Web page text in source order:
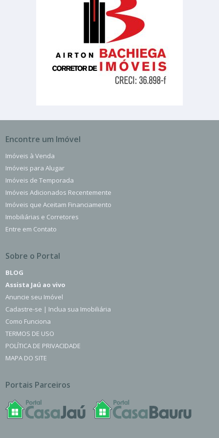
Encontre um Imóvel
Imóveis à Venda
Imóveis para Alugar
Imóveis de Temporada
Imóveis Adicionados Recentemente
Imóveis que Aceitam Financiamento
Imobiliárias e Corretores
Entre em Contato
Sobre o Portal
BLOG
Assista Jaú ao vivo
Anuncie seu Imóvel
Cadastre-se | Inclua sua Imobiliária
Como Funciona
TERMOS DE USO
POLÍTICA DE PRIVACIDADE
MAPA DO SITE
Portais Parceiros